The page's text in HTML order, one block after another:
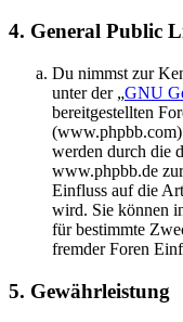
4. General Public
Du nimmst zur
unter der „GNU
bereitgestellten
(www.phpbb.com)
werden durch die
www.phpbb.de
Einfluss auf die
wird. Sie können
für bestimmte
fremder Foren
5. Gewährleistung